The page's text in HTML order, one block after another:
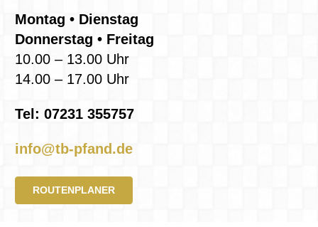
Montag • Dienstag
Donnerstag • Freitag
10.00 – 13.00 Uhr
14.00 – 17.00 Uhr
Tel: 07231 355757
info@tb-pfand.de
ROUTENPLANER